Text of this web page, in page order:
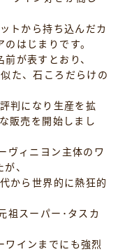
トから持ち込んだカ
はじまりです。
が表すとおり、
た、石ころだらけの
判になり生産を拡
販売を開始しまし
ヴィニヨン主体のワ
、
から世界的に熱狂的
祖スーパー･タスカ
ワインまでにも強烈